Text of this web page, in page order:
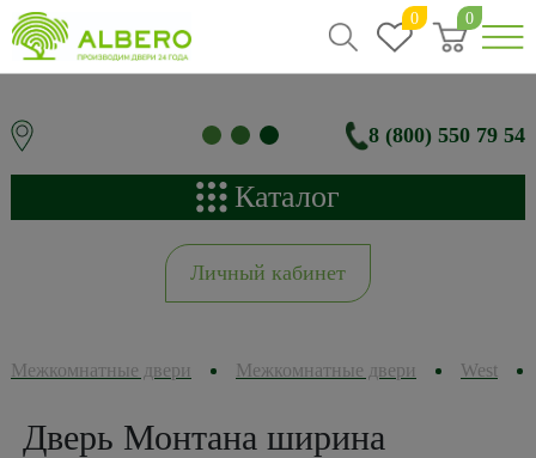
0 0
8 (800) 550 79 54
Каталог
Личный кабинет
Межкомнатные двери Межкомнатные двери West
Дверь Монтана ширина